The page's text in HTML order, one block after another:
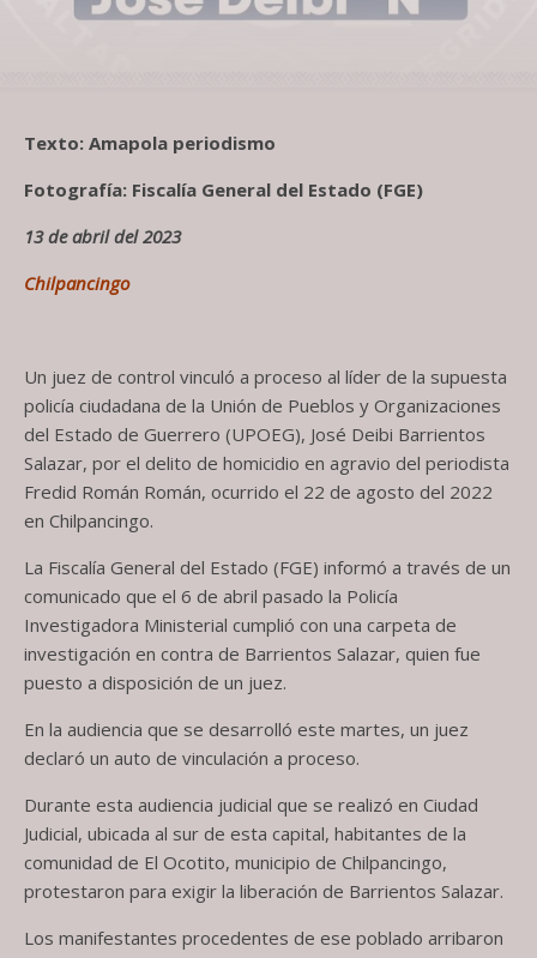
Texto: Amapola periodismo
Fotografía: Fiscalía General del Estado (FGE)
13 de abril del 2023
Chilpancingo
Un juez de control vinculó a proceso al líder de la supuesta
policía ciudadana de la Unión de Pueblos y Organizaciones
del Estado de Guerrero (UPOEG), José Deibi Barrientos
Salazar, por el delito de homicidio en agravio del periodista
Fredid Román Román, ocurrido el 22 de agosto del 2022
en Chilpancingo.
La Fiscalía General del Estado (FGE) informó a través de un
comunicado que el 6 de abril pasado la Policía
Investigadora Ministerial cumplió con una carpeta de
investigación en contra de Barrientos Salazar, quien fue
puesto a disposición de un juez.
En la audiencia que se desarrolló este martes, un juez
declaró un auto de vinculación a proceso.
Durante esta audiencia judicial que se realizó en Ciudad
Judicial, ubicada al sur de esta capital, habitantes de la
comunidad de El Ocotito, municipio de Chilpancingo,
protestaron para exigir la liberación de Barrientos Salazar.
Los manifestantes procedentes de ese poblado arribaron